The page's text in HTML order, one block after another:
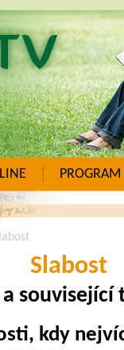
PROGRAM
Slabost
související
kdy